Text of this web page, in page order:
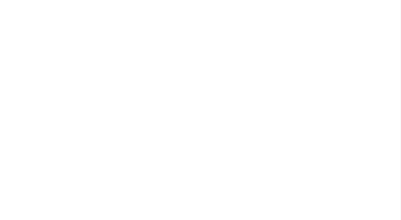
ha una durata di 2 ore.
Responsabili Ambientali,